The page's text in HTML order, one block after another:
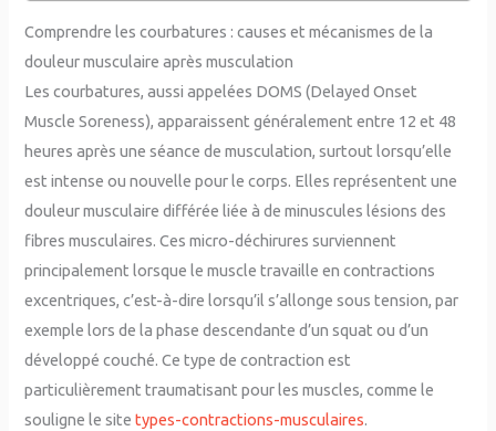
Comprendre les courbatures : causes et mécanismes de la
douleur musculaire après musculation
Les courbatures, aussi appelées DOMS (Delayed Onset
Muscle Soreness), apparaissent généralement entre 12 et 48
heures après une séance de musculation, surtout lorsqu’elle
est intense ou nouvelle pour le corps. Elles représentent une
douleur musculaire différée liée à de minuscules lésions des
fibres musculaires. Ces micro-déchirures surviennent
principalement lorsque le muscle travaille en contractions
excentriques, c’est-à-dire lorsqu’il s’allonge sous tension, par
exemple lors de la phase descendante d’un squat ou d’un
développé couché. Ce type de contraction est
particulièrement traumatisant pour les muscles, comme le
souligne le sitetypes-contractions-musculaires.